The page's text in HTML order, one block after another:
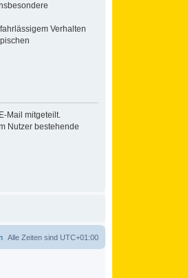
Verhalten
Mail mitgeteilt.
Nutzer bestehende
Alle Zeiten sind UTC+01:00